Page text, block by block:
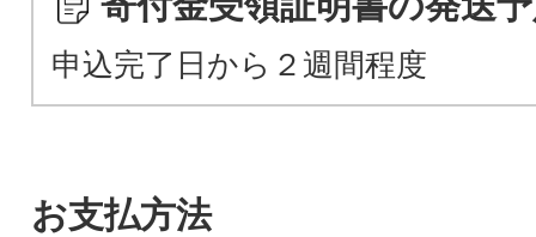
申込完了日から２週間程度
お支払方法